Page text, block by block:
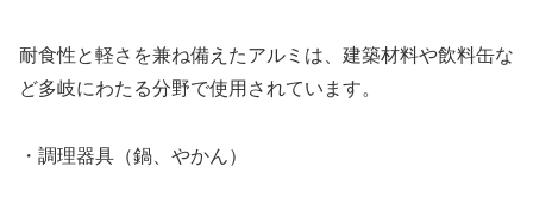
耐食性と軽さを兼ね備えたアルミは、建築材料や飲料缶な
ど多岐にわたる分野で使用されています。
・調理器具（鍋、やかん）